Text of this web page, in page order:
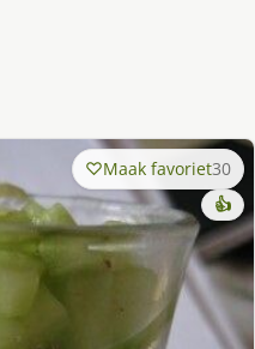
Maak favoriet30
👍